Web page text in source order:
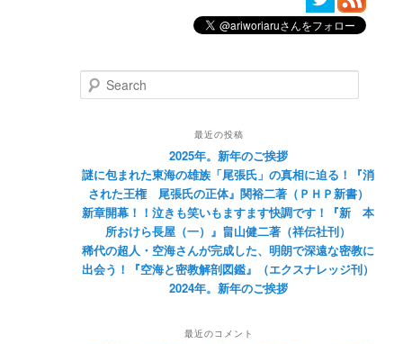
Search
最近の投稿
2025年。新年のご挨拶
謎に包まれた東海の雄族「尾張氏」の真相に迫る！『消
された王権 尾張氏の正体』関裕二著（ＰＨＰ新書）
新章開幕！！泣きも笑いもますます快調です！『新 本
所おけら長屋（一）』畠山健二著（祥伝社刊）
稀代の超人・空海さんが完成した、明朗で深遠な密教に
出会う！『空海と密教解剖図鑑』（エクスナレッジ刊）
2024年。新年のご挨拶
最近のコメント